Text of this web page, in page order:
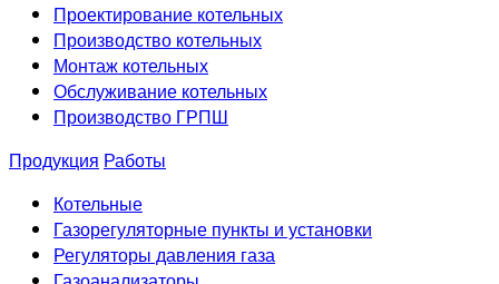
Проектирование котельных
Производство котельных
Монтаж котельных
Обслуживание котельных
Производство ГРПШ
Продукция Работы
Котельные
Газорегуляторные пункты и установки
Регуляторы давления газа